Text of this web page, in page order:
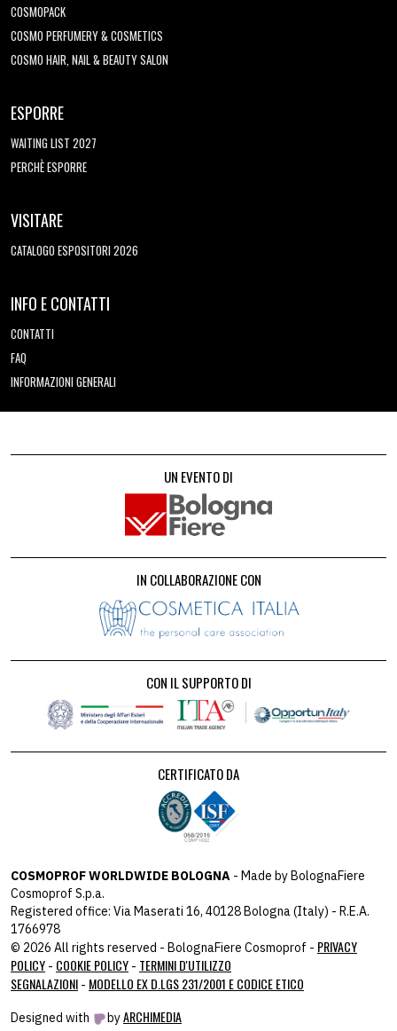
COSMOPACK
COSMO PERFUMERY & COSMETICS
COSMO HAIR, NAIL & BEAUTY SALON
ESPORRE
WAITING LIST 2027
PERCHÈ ESPORRE
VISITARE
CATALOGO ESPOSITORI 2026
INFO E CONTATTI
CONTATTI
FAQ
INFORMAZIONI GENERALI
UN EVENTO DI
IN COLLABORAZIONE CON
CON IL SUPPORTO DI
CERTIFICATO DA
COSMOPROF WORLDWIDE BOLOGNA - Made by BolognaFiere
Cosmoprof S.p.a.
Registered office: Via Maserati 16, 40128 Bologna (Italy) - R.E.A.
1766978
© 2026 All rights reserved - BolognaFiere Cosmoprof - PRIVACY
POLICY - COOKIE POLICY - TERMINI D'UTILIZZO
SEGNALAZIONI - MODELLO EX D.LGS 231/2001 E CODICE ETICO
Designed with byARCHIMEDIA